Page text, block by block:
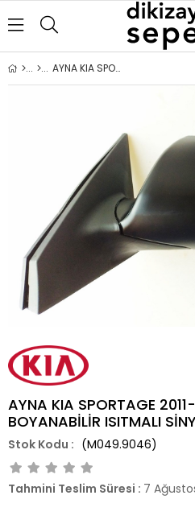
AYNA KIA SPORTAGE 2011-2016 ELEKTRİKLİ BOYANABİLİR ISITMALI SİNYALLİ SOL
AYNA KIA SPORTAGE
BOYANABİLİR ISITMALI
(M049.9046)
Tahmini Teslim Süresi : 7